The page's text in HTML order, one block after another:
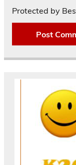
Protected by